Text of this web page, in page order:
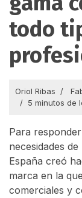
todo
Oriol Ribas
5 minutos de
Para
necesidades
España creó
marca en la
comerciales y